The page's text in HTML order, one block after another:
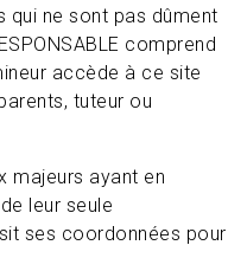
qui ne sont pas dûment
comprend
accède à ce site
tuteur ou
majeurs ayant en
leur seule
ses coordonnées pour